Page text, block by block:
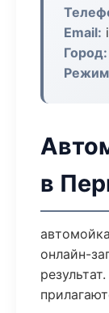
Email:
Город:
в
онлайн-